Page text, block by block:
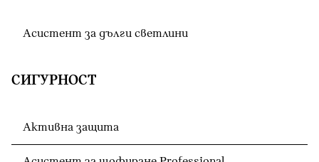
Асистент за дълги светлини
СИГУРНОСТ
Активна защита